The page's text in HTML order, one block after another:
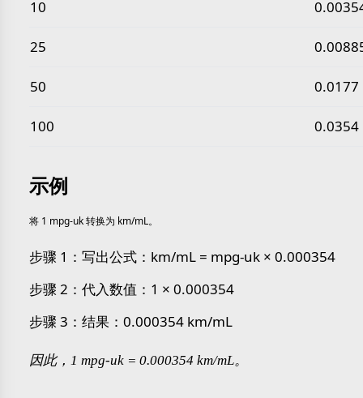
10
25
50 0.0177
100 0.0354
示例
将 1 mpg-uk 转换为 km/mL。
步骤 1：写出公式：km/mL = mpg-uk × 0.000354
步骤 2：代入数值：1 × 0.000354
步骤 3：结果：0.000354 km/mL
因此，1 mpg-uk = 0.000354 km/mL。